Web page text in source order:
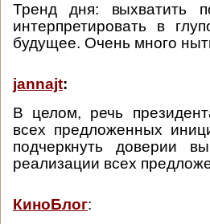
Тренд дня: выхватить
интерпретировать в
будущее. Очень много
jannajt:
В целом, речь
всех предложенных
подчеркнуть доверии
реализации всех
КиноБлог: